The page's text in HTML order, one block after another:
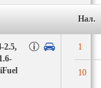
Нал.
2.5,
1
10